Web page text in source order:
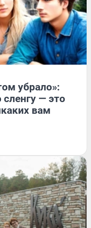
убрало»:
сленгу — это
вам